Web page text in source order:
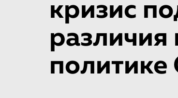
кризис
различия